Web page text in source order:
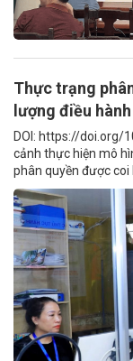
Thực trạng
lượng điều
DOI: https://doi.org/
cảnh thực hiện mô
phân quyền được coi